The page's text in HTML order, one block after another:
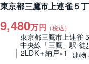
東京都三鷹市上連雀５
9,480万円 （税込）
東京都三鷹市上連雀
中央線「三鷹」駅 徒
2LDK＋納戸×1
建物